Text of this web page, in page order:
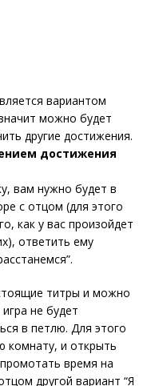
вариантом
можно будет
другие достижения.
достижения
вам нужно будет в
с отцом (для этого
как у вас произойдет
ответить ему
титры и можно
не будет
в петлю. Для этого
комнату, и открыть
время на
другой вариант “Я